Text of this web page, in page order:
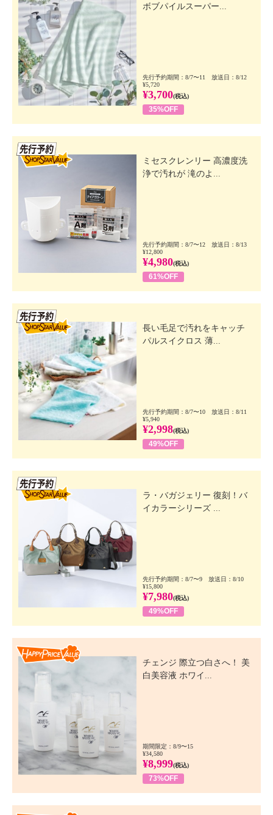
ボブパイルスーパー...
先行予約期間：8/7〜11 放送日：8/12
¥5,720
¥3,700(税込)
35%OFF
ミセスクレンリー 高濃度洗
浄で汚れが 滝のよ...
先行予約期間：8/7〜12 放送日：8/13
¥12,800
¥4,980(税込)
61%OFF
長い毛足で汚れをキャッチ
パルスイクロス 薄...
先行予約期間：8/7〜10 放送日：8/11
¥5,940
¥2,998(税込)
49%OFF
ラ・バガジェリー 復刻！バ
イカラーシリーズ ...
先行予約期間：8/7〜9 放送日：8/10
¥15,800
¥7,980(税込)
49%OFF
チェンジ 際立つ白さへ！ 美
白美容液 ホワイ...
期間限定：8/9〜15
¥34,580
¥8,999(税込)
73%OFF